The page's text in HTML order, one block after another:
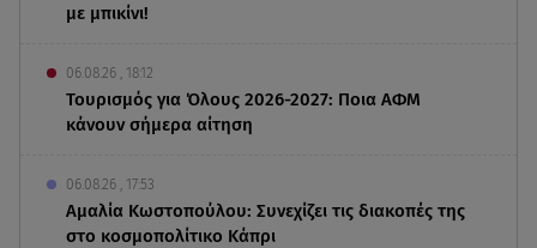
με μπικίνι!
06.08.26 , 18:12
Τουρισμός για Όλους 2026-2027: Ποια ΑΦΜ
κάνουν σήμερα αίτηση
06.08.26 , 17:53
Αμαλία Κωστοπούλου: Συνεχίζει τις διακοπές της
στο κοσμοπολίτικο Κάπρι